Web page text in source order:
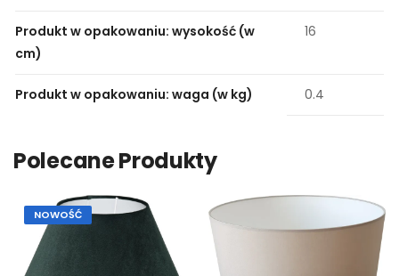
Produkt w opakowaniu: wysokość (w
cm)
16
Produkt w opakowaniu: waga (w kg) 0.4
Polecane Produkty
NOWOŚĆ